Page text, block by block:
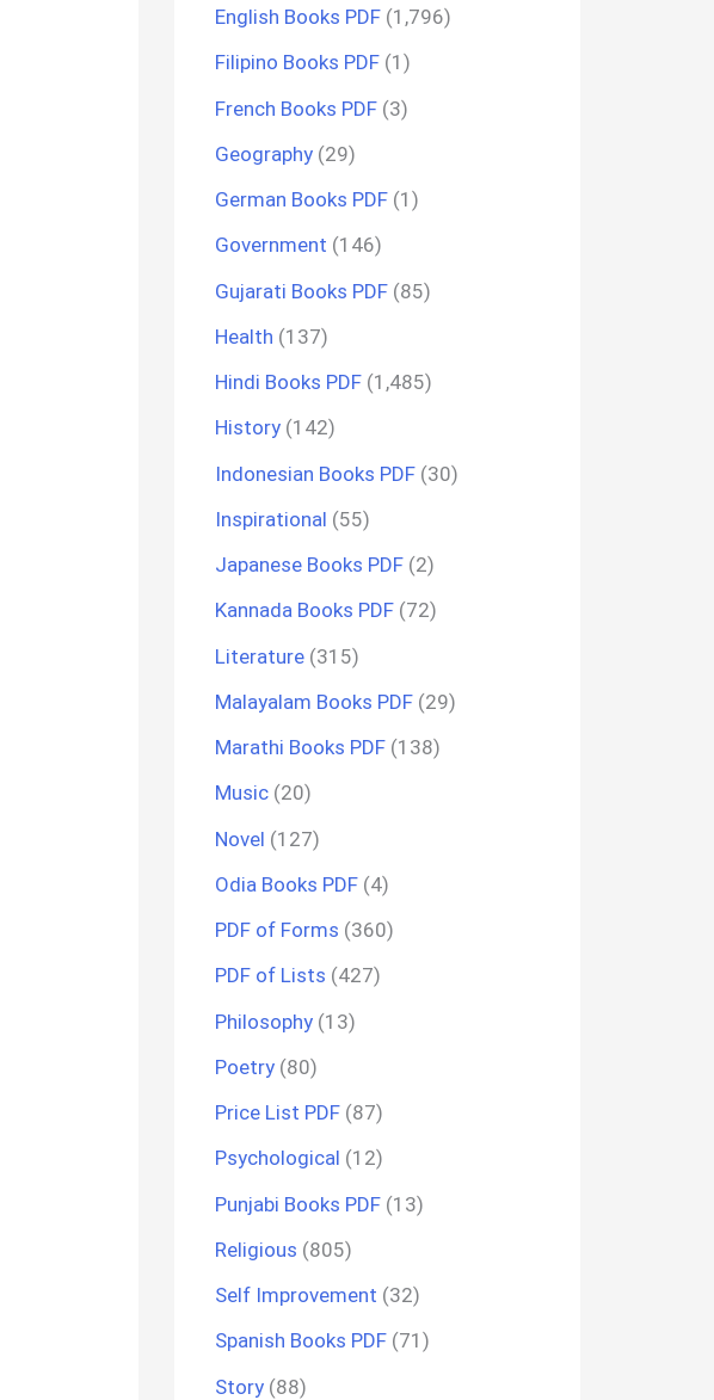
English Books PDF (1,796)
Filipino Books PDF (1)
French Books PDF (3)
Geography (29)
German Books PDF (1)
Government (146)
Gujarati Books PDF (85)
Health (137)
Hindi Books PDF (1,485)
History (142)
Indonesian Books PDF (30)
Inspirational (55)
Japanese Books PDF (2)
Kannada Books PDF (72)
Literature (315)
Malayalam Books PDF (29)
Marathi Books PDF (138)
Music (20)
Novel (127)
Odia Books PDF (4)
PDF of Forms (360)
PDF of Lists (427)
Philosophy (13)
Poetry (80)
Price List PDF (87)
Psychological (12)
Punjabi Books PDF (13)
Religious (805)
Self Improvement (32)
Spanish Books PDF (71)
Story (88)